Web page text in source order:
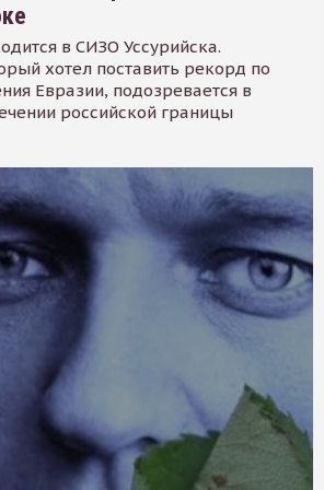
в СИЗО Уссурийска.
хотел поставить рекорд по
Евразии, подозревается в
российской границы